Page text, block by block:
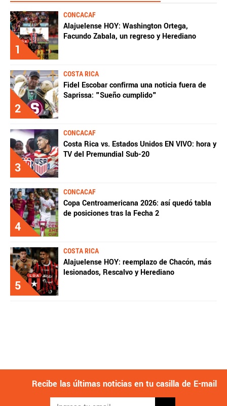
1
CONCACAF
Alajuelense HOY: Washington Ortega,
Facundo Zabala, un regreso y Herediano
2
COSTA RICA
Fidel Escobar confirma una noticia fuera de
Saprissa: "Sueño cumplido"
3
CONCACAF
Costa Rica vs. Estados Unidos EN VIVO: hora y
TV del Premundial Sub-20
4
CONCACAF
Copa Centroamericana 2026: así quedó tabla
de posiciones tras la Fecha 2
5
COSTA RICA
Alajuelense HOY: reemplazo de Chacón, más
lesionados, Rescalvo y Herediano
Recibe las últimas noticias en tu casilla de E-mail